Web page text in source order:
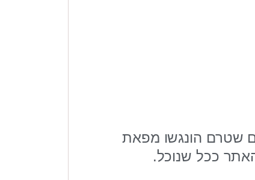
שטרם הונגשו מפאת
ככל שנוכל.